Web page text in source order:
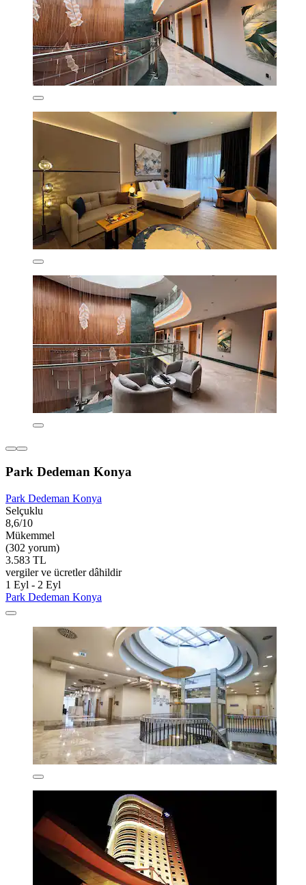
Park Dedeman Konya
Park Dedeman Konya
Selçuklu
8,6/10
Mükemmel
(302 yorum)
3.583 TL
vergiler ve ücretler dâhildir
1 Eyl - 2 Eyl
Park Dedeman Konya